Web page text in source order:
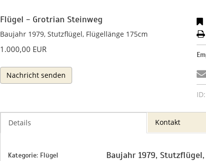
Flügel - Grotrian Steinweg
Baujahr 1979, Stutzflügel, Flügellänge 175cm
1.000,00 EUR
Nachricht senden
Details Kontakt
Kategorie: Flügel
Baujahr 1979,